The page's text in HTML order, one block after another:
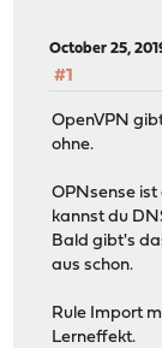
October 25,
#1
OpenVPN
ohne.
OPNsense
kannst du
Bald gibt's
aus schon.
Rule Import
Lerneffekt.